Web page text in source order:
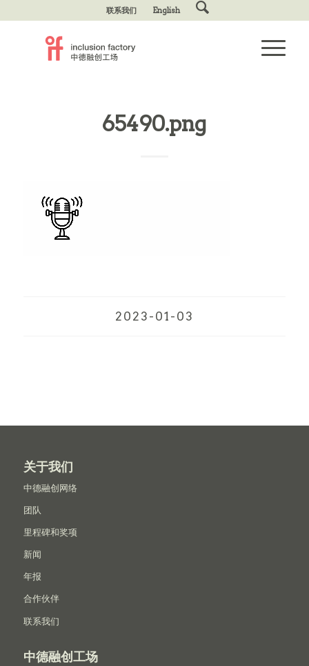
联系我们 English
65490.png
2023-01-03
关于我们
中德融创网络
团队
里程碑和奖项
新闻
年报
合作伙伴
联系我们
中德融创工场